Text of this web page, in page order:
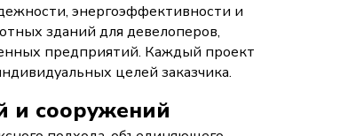
энергоэффективности и
зданий для девелоперов,
предприятий. Каждый проект
целей заказчика.
и сооружений